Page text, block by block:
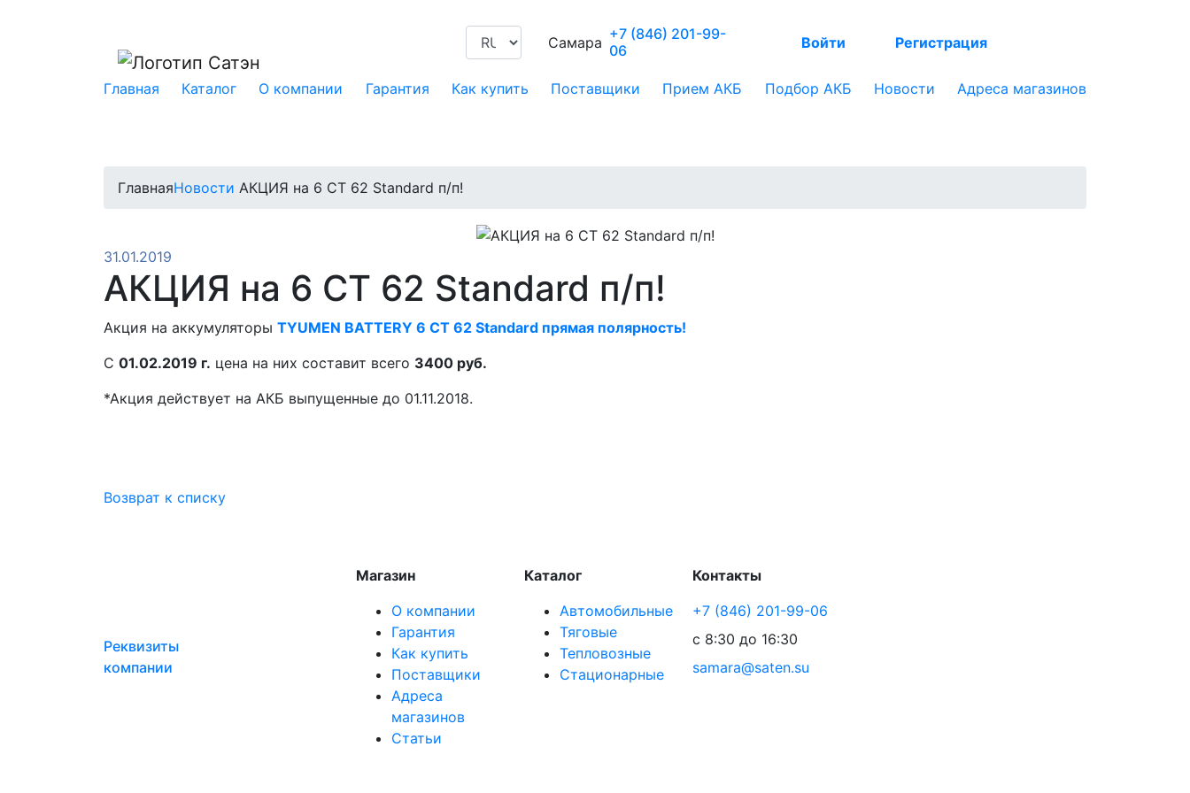
Главная Каталог О компании Гарантия Как купить Поставщики Прием АКБ Подбор АКБ Новости Адреса магазинов
Самара +7 (846) 201-99-
06
Войти Регистрация
ГлавнаяНовости АКЦИЯ на 6 CT 62 Standard п/п!
31.01.2019
АКЦИЯ на 6 CT 62 Standard п/п!
Акция на аккумуляторы TYUMEN BATTERY 6 CT 62 Standard прямая полярность!
С 01.02.2019 г. цена на них составит всего 3400 руб.
*Акция действует на АКБ выпущенные до 01.11.2018.
Возврат к списку
Реквизиты
компании
Магазин
О компании
Гарантия
Как купить
Поставщики
Адреса
магазинов
Статьи
Каталог
Автомобильные
Тяговые
Тепловозные
Стационарные
Контакты
+7 (846) 201-99-06
с 8:30 до 16:30
samara@saten.su